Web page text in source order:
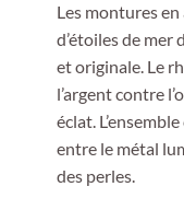
Les montures
d’étoiles de
et originale. Le
l’argent contre
éclat.
entre le métal
des perles.